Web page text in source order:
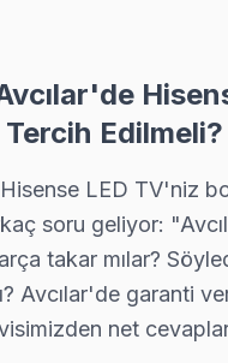
TV Servisi –
sabah aradığımda
sabah 9-10
servis ücreti
arıza tespiti
tamir belgesi ve fatura
sonra.
teknik onarım
müşterisine haber
Edilmeli?
LED TV'niz
soru geliyor:
takar mılar?
Avcılar'de garanti
net